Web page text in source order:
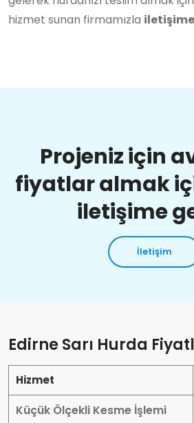
hizmet sunan firmamızla
Projeniz için
fiyatlar almak
iletişime
İletişim
Edirne Sarı Hurda
Hizmet
Küçük Ölçekli Kesme İşlemi